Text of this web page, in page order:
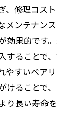
、修理コス
メンテナン
効果的です
することで
やすいベア
けることで
り長い寿命